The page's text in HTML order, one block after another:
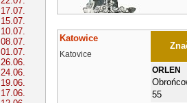
Katowice
Katovice
ORLEN
55